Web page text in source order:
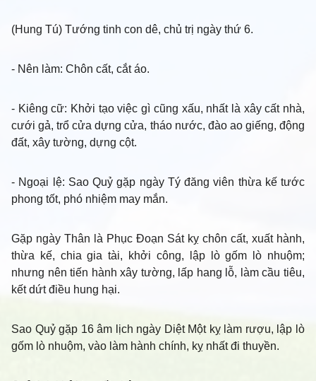
(Hung Tú) Tướng tinh con dê, chủ trị ngày thứ 6.
- Nên làm: Chôn cất, cắt áo.
- Kiêng cữ: Khởi tạo việc gì cũng xấu, nhất là xây cất nhà,
cưới gả, trổ cửa dựng cửa, tháo nước, đào ao giếng, động
đất, xây tường, dựng cột.
- Ngoại lệ: Sao Quỷ gặp ngày Tý đăng viên thừa kế tước
phong tốt, phó nhiệm may mắn.
Gặp ngày Thân là Phục Đoạn Sát kỵ chôn cất, xuất hành,
thừa kế, chia gia tài, khởi công, lập lò gốm lò nhuộm;
nhưng nên tiến hành xây tường, lấp hang lỗ, làm cầu tiêu,
kết dứt điều hung hại.
Sao Quỷ gặp 16 âm lịch ngày Diệt Một kỵ làm rượu, lập lò
gốm lò nhuộm, vào làm hành chính, kỵ nhất đi thuyền.